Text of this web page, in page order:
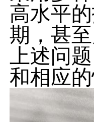
高水平
期，甚
上述问
和相应